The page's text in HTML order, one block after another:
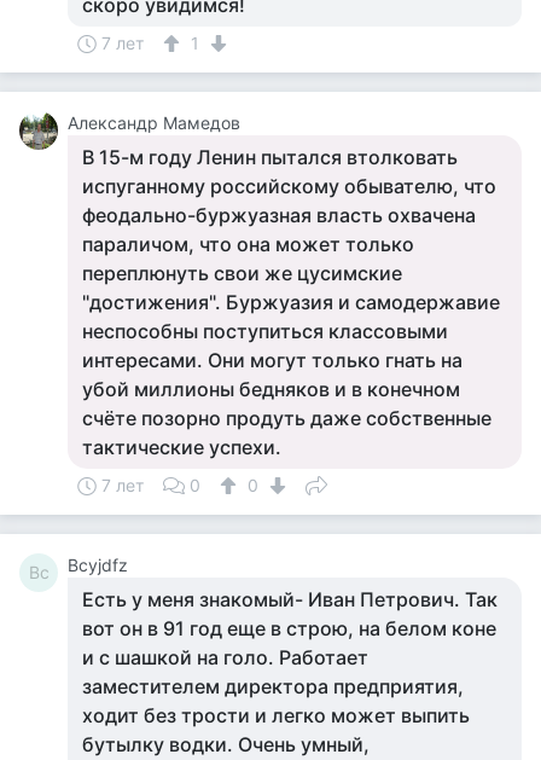
скоро увидимся!
7 лет 1
Александр Мамедов
В 15-м году Ленин пытался втолковать
испуганному российскому обывателю, что
феодально-буржуазная власть охвачена
параличом, что она может только
переплюнуть свои же цусимские
"достижения". Буржуазия и самодержавие
неспособны поступиться классовыми
интересами. Они могут только гнать на
убой миллионы бедняков и в конечном
счёте позорно продуть даже собственные
тактические успехи.
7 лет 0 0
Bc Bcyjdfz
Есть у меня знакомый- Иван Петрович. Так
вот он в 91 год еще в строю, на белом коне
и с шашкой на голо. Работает
заместителем директора предприятия,
ходит без трости и легко может выпить
бутылку водки. Очень умный,